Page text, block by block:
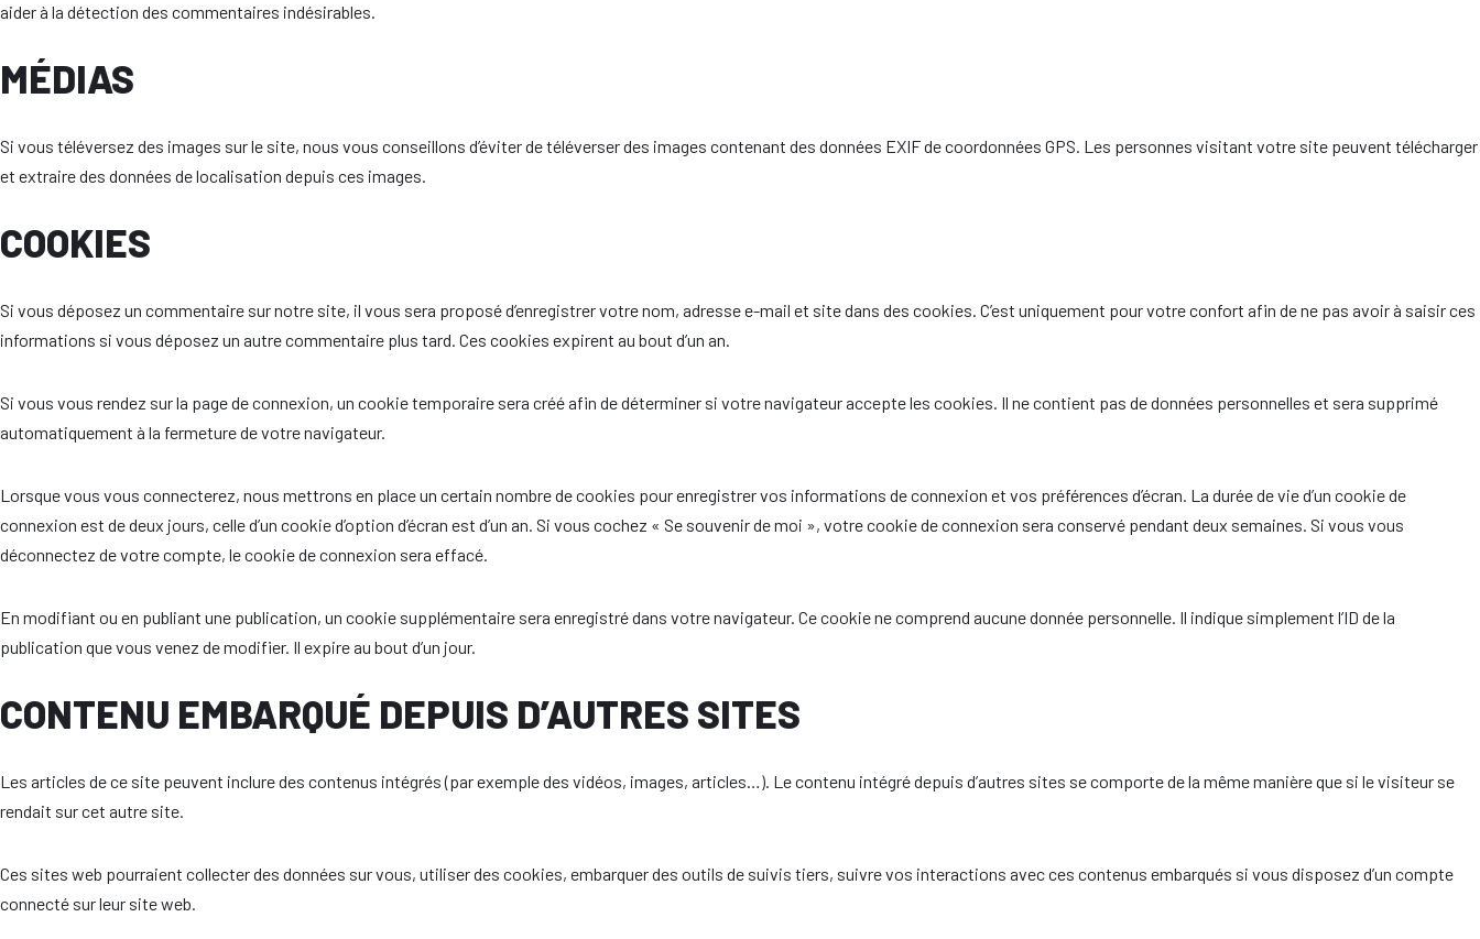
aider à la détection des commentaires indésirables.
MÉDIAS
Si vous téléversez des images sur le site, nous vous conseillons d’éviter de téléverser des images contenant des données EXIF de coordonnées GPS. Les personnes visitant votre site peuvent télécharger
et extraire des données de localisation depuis ces images.
COOKIES
Si vous déposez un commentaire sur notre site, il vous sera proposé d’enregistrer votre nom, adresse e-mail et site dans des cookies. C’est uniquement pour votre confort afin de ne pas avoir à saisir ces
informations si vous déposez un autre commentaire plus tard. Ces cookies expirent au bout d’un an.
Si vous vous rendez sur la page de connexion, un cookie temporaire sera créé afin de déterminer si votre navigateur accepte les cookies. Il ne contient pas de données personnelles et sera supprimé
automatiquement à la fermeture de votre navigateur.
Lorsque vous vous connecterez, nous mettrons en place un certain nombre de cookies pour enregistrer vos informations de connexion et vos préférences d’écran. La durée de vie d’un cookie de
connexion est de deux jours, celle d’un cookie d’option d’écran est d’un an. Si vous cochez « Se souvenir de moi », votre cookie de connexion sera conservé pendant deux semaines. Si vous vous
déconnectez de votre compte, le cookie de connexion sera effacé.
En modifiant ou en publiant une publication, un cookie supplémentaire sera enregistré dans votre navigateur. Ce cookie ne comprend aucune donnée personnelle. Il indique simplement l’ID de la
publication que vous venez de modifier. Il expire au bout d’un jour.
CONTENU EMBARQUÉ DEPUIS D’AUTRES SITES
Les articles de ce site peuvent inclure des contenus intégrés (par exemple des vidéos, images, articles…). Le contenu intégré depuis d’autres sites se comporte de la même manière que si le visiteur se
rendait sur cet autre site.
Ces sites web pourraient collecter des données sur vous, utiliser des cookies, embarquer des outils de suivis tiers, suivre vos interactions avec ces contenus embarqués si vous disposez d’un compte
connecté sur leur site web.